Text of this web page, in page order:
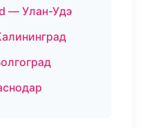
— Улан-Удэ